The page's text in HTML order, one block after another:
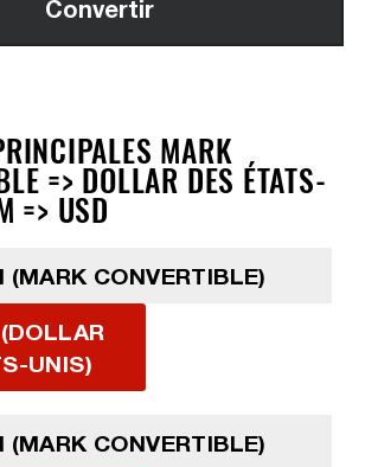
MARK
=> DOLLAR DES ÉTATS-
=> USD
(MARK CONVERTIBLE)
UNIS)
(MARK CONVERTIBLE)